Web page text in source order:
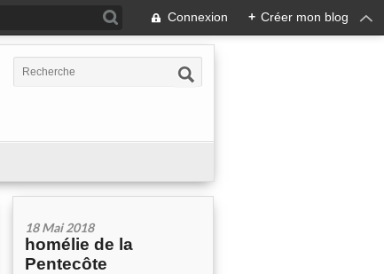
Connexion + Créer mon blog
18 Mai 2018
homélie de la
Pentecôte